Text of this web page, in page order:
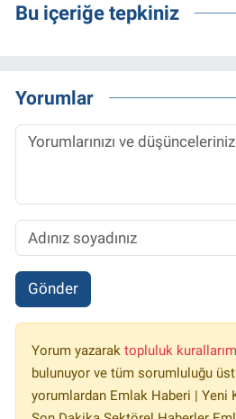
Bu içeriğe tepkiniz
Yorumlar
Gönder
Yorum yazarak topluluk
bulunuyor ve tüm sorumluluğu
yorumlardan Emlak Haberi | Yeni